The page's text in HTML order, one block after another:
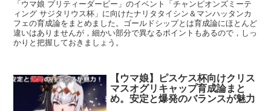
「ウマ娘 プリティーダービー」のイベント「チャンピオンズミーテ
ィング サジタリウス杯」に向けたナリタタイシン＆マンハッタンカ
フェの育成論をまとめました。ゴールドシップとは育成論にほとんど
違いはありませんが，細かい部分で異なるポイントもあるので，しっ
かりと把握しておきましょう。
【ウマ娘】ピスケス杯向けクリス
マスオグリキャップ育成論まと
め。安定と爆発のバランスが魅力